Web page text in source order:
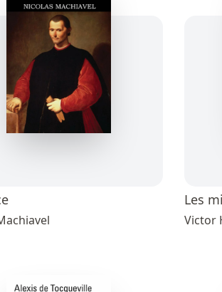
Les
Victor